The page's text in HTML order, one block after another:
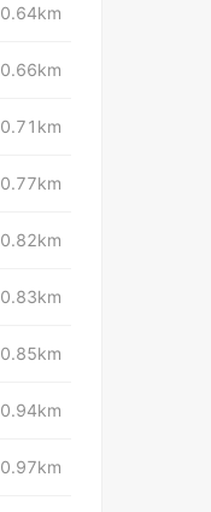
0.64km
0.66km
0.71km
0.77km
0.82km
0.83km
0.85km
0.94km
0.97km